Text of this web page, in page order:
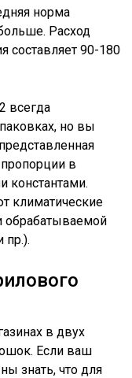
норма
Расход
составляет 90-180
всегда
но вы
в
константами.
климатические
обрабатываемой
пр.).
в двух
Если ваш
знать, что для